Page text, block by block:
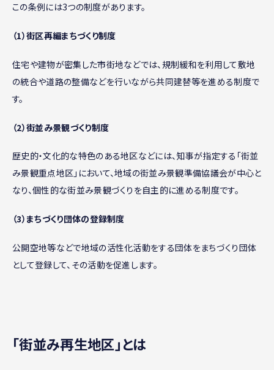
この条例には3つの制度があります。
（1）街区再編まちづくり制度
住宅や建物が密集した市街地などでは、規制緩和を利用して敷地
の統合や道路の整備などを行いながら共同建替等を進める制度で
す。
（2）街並み景観づくり制度
歴史的・文化的な特色のある地区などには、知事が指定する「街並
み景観重点地区」において、地域の街並み景観準備協議会が中心と
なり、個性的な街並み景観づくりを自主的に進める制度です。
（3）まちづくり団体の登録制度
公開空地等などで地域の活性化活動をする団体をまちづくり団体
として登録して、その活動を促進します。
｢街並み再生地区｣とは